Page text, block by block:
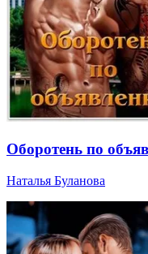
Оборотень по
Наталья Буланова